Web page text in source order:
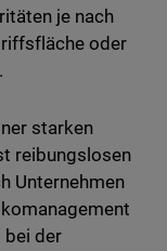
je nach
oder
starken
reibungslosen
Unternehmen
bei der